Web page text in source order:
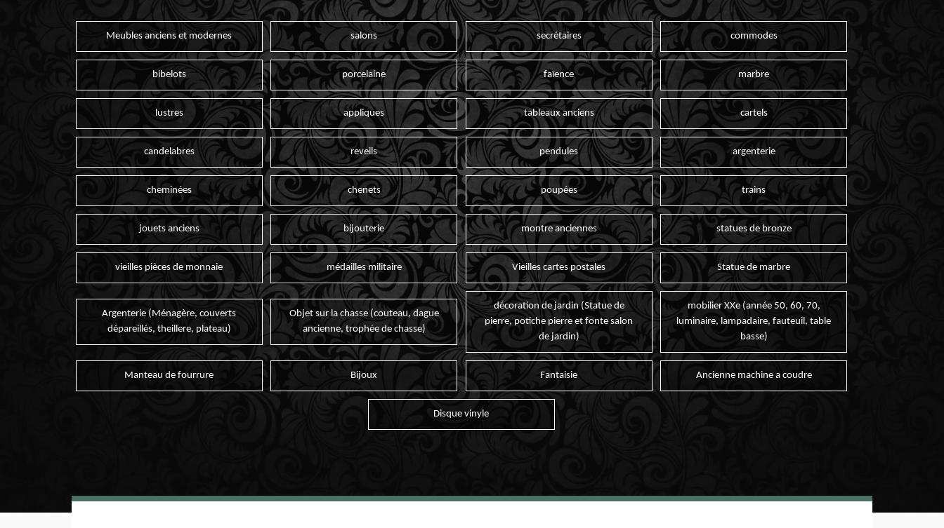
Meubles anciens et modernes salons secrétaires commodes
bibelots porcelaine faïence marbre
lustres appliques tableaux anciens cartels
candelabres reveils pendules argenterie
cheminées chenets poupées trains
jouets anciens bijouterie montre anciennes statues de bronze
vieilles pièces de monnaie médailles militaire Vieilles cartes postales Statue de marbre
Argenterie (Ménagère, couverts
dépareillés, theillere, plateau)
Objet sur la chasse (couteau, dague
ancienne, trophée de chasse)
décoration de jardin (Statue de
pierre, potiche pierre et fonte salon
de jardin)
mobilier XXe (année 50, 60, 70,
luminaire, lampadaire, fauteuil, table
basse)
Manteau de fourrure Bijoux Fantaisie Ancienne machine a coudre
Disque vinyle